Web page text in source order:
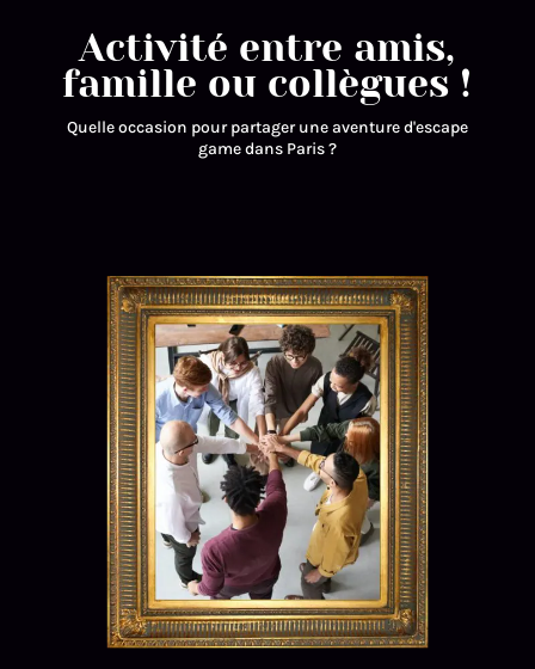
Activité entre amis,
famille ou collègues !
Quelle occasion pour partager une aventure d'escape
game dans Paris ?